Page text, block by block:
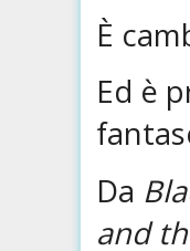
È
Ed è
Da
and